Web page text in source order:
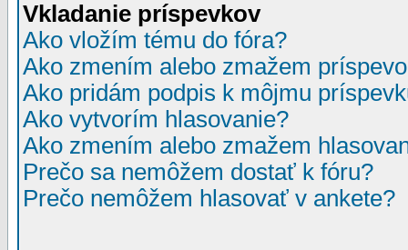
Vkladanie príspevkov
Ako vložím tému do fóra?
Ako zmením alebo zmažem
Ako pridám podpis k môjmu
Ako vytvorím hlasovanie?
Ako zmením alebo zmažem
Prečo sa nemôžem dostať k fóru?
Prečo nemôžem hlasovať v ankete?